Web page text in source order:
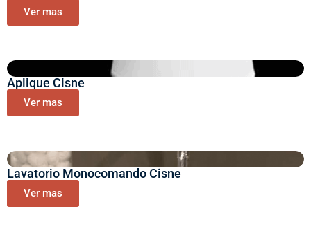
Ver mas
Aplique Cisne
Ver mas
Lavatorio Monocomando Cisne
Ver mas